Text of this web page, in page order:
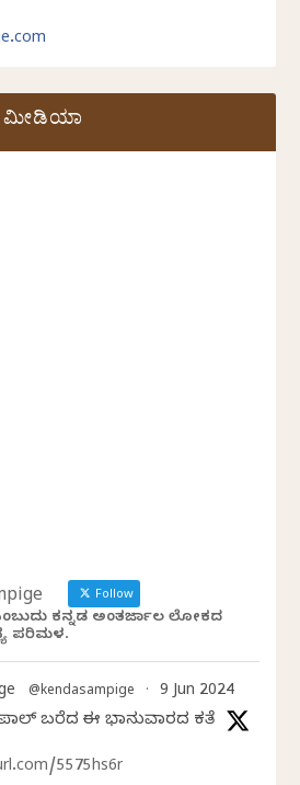
Follow
ಕನ್ನಡ ಅಂತರ್ಜಾಲ ಲೋಕದ
ಪರಿಮಳ.
@kendasampige · 9 Jun 2024
ಬರೆದ ಈ ಭಾನುವಾರದ ಕತೆ
5575hs6r